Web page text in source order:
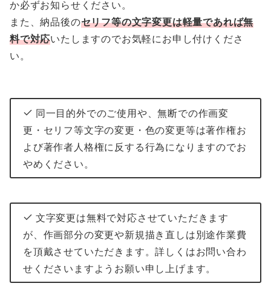
か必ずお知らせください。
また、納品後のセリフ等の文字変更は軽量であれば無
料で対応いたしますのでお気軽にお申し付けくださ
い。
同一目的外でのご使用や、無断での作画変
更・セリフ等文字の変更・色の変更等は著作権お
よび著作者人格権に反する行為になりますのでお
やめください。
文字変更は無料で対応させていただきます
が、作画部分の変更や新規描き直しは別途作業費
を頂戴させていただきます。詳しくはお問い合わ
せくださいますようお願い申し上げます。